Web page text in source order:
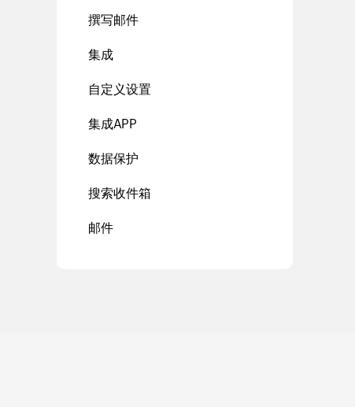
撰写邮件
集成
自定义设置
集成APP
数据保护
搜索收件箱
邮件